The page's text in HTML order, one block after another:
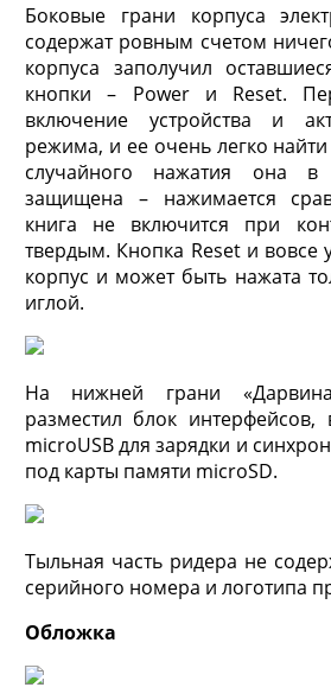
Боковые грани корпуса
содержат ровным счетом
корпуса заполучил
кнопки – Power и Reset.
включение устройства и
режима, и ее очень легко
случайного нажатия она в
защищена – нажимается
книга не включится при
твердым. Кнопка Reset и вовсе
корпус и может быть нажата
иглой.
На нижней грани
разместил блок
microUSB для зарядки и
под карты памяти microSD.
Тыльная часть ридера не
серийного номера и логотипа
Обложка